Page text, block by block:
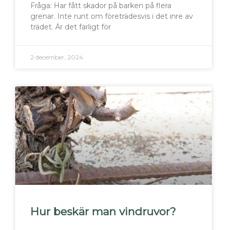
Fråga: Har fått skador på barken på flera
grenar. Inte runt om företrädesvis i det inre av
trädet. Är det farligt för
2 december, 2024
Hur beskär man vindruvor?